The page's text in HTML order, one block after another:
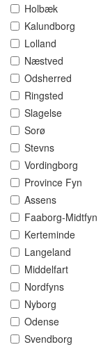
Holbæk
Kalundborg
Lolland
Næstved
Odsherred
Ringsted
Slagelse
Sorø
Stevns
Vordingborg
Province Fyn
Assens
Faaborg-Midtfyn
Kerteminde
Langeland
Middelfart
Nordfyns
Nyborg
Odense
Svendborg